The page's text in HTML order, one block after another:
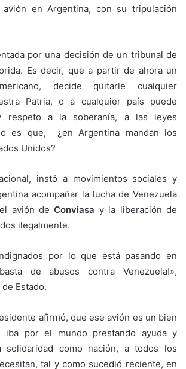
en Argentina, con su tripulación
por una decisión de un tribunal de
Es decir, que a partir de ahora un
decide quitarle cualquier
Patria, o a cualquier país puede
respeto a la soberanía, a las leyes
o es que, ¿en Argentina mandan los
Unidos?
instó a movimientos sociales y
acompañar la lucha de Venezuela
avión de Conviasa y la liberación de
ilegalmente.
por lo que está pasando en
de abusos contra Venezuela!»,
Estado.
afirmó, que ese avión es un bien
iba por el mundo prestando ayuda y
solidaridad como nación, a todos los
tal y como sucedió reciente, en